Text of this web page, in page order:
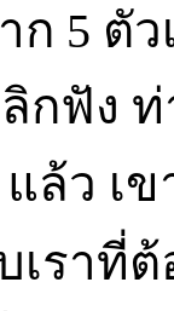
ก 5 ตัว
กฟัง ท่
แล้ว เ
เราที่ต้